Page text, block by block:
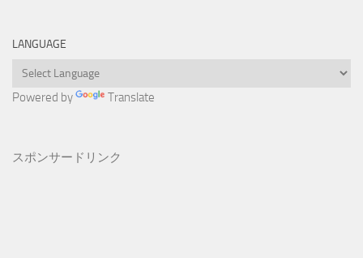
LANGUAGE
Powered by Translate
スポンサードリンク